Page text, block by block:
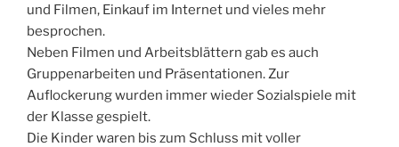
und Filmen, Einkauf im Internet und vieles mehr
besprochen.
Neben Filmen und Arbeitsblättern gab es auch
Gruppenarbeiten und Präsentationen. Zur
Auflockerung wurden immer wieder Sozialspiele mit
der Klasse gespielt.
Die Kinder waren bis zum Schluss mit voller